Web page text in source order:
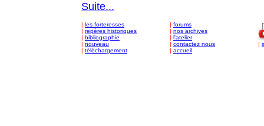
Suite...
| les forteresses
| repères historiques
| bibliographie
| nouveau
| téléchargement
| forums
| nos archives
| l'atelier
| contactez nous
| accueil
|